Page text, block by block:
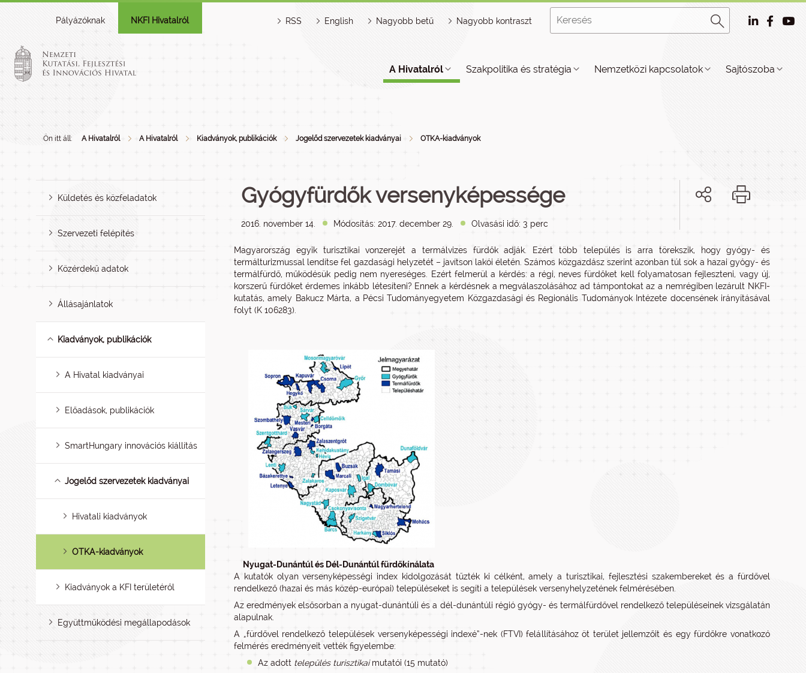
Pályázóknak NKFI Hivatalról RSS English Nagyobb betű Nagyobb kontraszt
A Hivatalról Szakpolitika és stratégia Nemzetközi kapcsolatok Sajtószoba
Ön itt áll: A Hivatalról A Hivatalról Kiadványok, publikációk Jogelőd szervezetek kiadványai OTKA-kiadványok
Küldetés és közfeladatok
Szervezeti felépítés
Közérdekű adatok
Állásajánlatok
Kiadványok, publikációk
A Hivatal kiadványai
Előadások, publikációk
SmartHungary innovációs kiállítás
Jogelőd szervezetek kiadványai
Hivatali kiadványok
OTKA-kiadványok
Kiadványok a KFI területéről
Együttműködési megállapodások
Gyógyfürdők versenyképessége
2016. november 14. Módosítás: 2017. december 29. Olvasási idő: 3 perc
Magyarország egyik turisztikai vonzerejét a termálvizes fürdők adják. Ezért több település is arra törekszik, hogy gyógy- és
termálturizmussal lendítse fel gazdasági helyzetét – javítson lakói életén. Számos közgazdász szerint azonban túl sok a hazai gyógy- és
termálfürdő, működésük pedig nem nyereséges. Ezért felmerül a kérdés: a régi, neves fürdőket kell folyamatosan fejleszteni, vagy új,
korszerű fürdőket érdemes inkább létesíteni? Ennek a kérdésnek a megválaszolásához ad támpontokat az a nemrégiben lezárult NKFI-
kutatás, amely Bakucz Márta, a Pécsi Tudományegyetem Közgazdasági és Regionális Tudományok Intézete docensének irányításával
folyt (K 106283).
Nyugat-Dunántúl és Dél-Dunántúl fürdőkínálata
A kutatók olyan versenyképességi index kidolgozását tűzték ki célként, amely a turisztikai, fejlesztési szakembereket és a fürdővel
rendelkező (hazai és más közép-európai) településeket is segíti a települések versenyhelyzetének felmérésében.
Az eredmények elsősorban a nyugat-dunántúli és a dél-dunántúli régió gyógy- és termálfürdővel rendelkező településeinek vizsgálatán
alapulnak.
A „fürdővel rendelkező települések versenyképességi indexé”-nek (FTVI) felállításához öt terület jellemzőit és egy fürdőkre vonatkozó
felmérés eredményeit vették figyelembe:
Az adott település turisztikaimutatói (15 mutató)